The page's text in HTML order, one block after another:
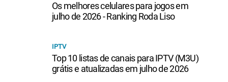
Os melhores celulares para jogos em
julho de 2026 - Ranking Roda Liso
IPTV
Top 10 listas de canais para IPTV (M3U)
grátis e atualizadas em julho de 2026